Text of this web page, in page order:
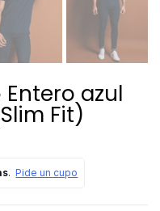
azul
Fit)